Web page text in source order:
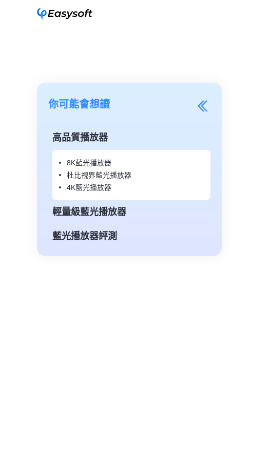
你可能會想讀
高品質播放器
8K藍光播放器
杜比視界藍光播放器
4K藍光播放器
輕量級藍光播放器
藍光播放器評測